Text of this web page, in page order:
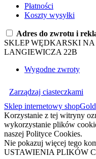
Płatności
Koszty wysyłki
Adres do zwrotu i
SKLEP WĘDKARSKI
LANGIEWICZA 22B
Wygodne zwroty
Zarządzaj ciasteczkami
Sklep internetowy shopGold
Korzystanie z tej witryny
wykorzystanie plików
naszej Polityce Cookies.
Nie pokazuj więcej tego
USTAWIENIA PLIKÓW